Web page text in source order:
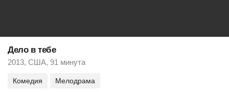
Дело в тебе
2013, США, 91 минута
Комедия Мелодрама